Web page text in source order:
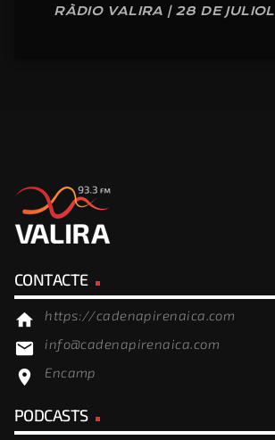
RÀDIO VALIRA | 28 DE
CONTACTE
home https://cadenapirenaica.com
email info@cadenapirenaica.com
location_on Encamp
PODCASTS